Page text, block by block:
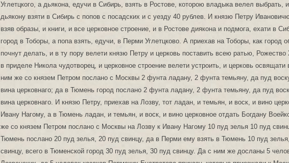
Углетцкого, а дьякона, едучи в Сибирь, взять в Ростове, которою владыка велел выбрать,
дьякону взяти в Сибирь с попов с посадских и с уезду 40 рублев. И князю Петру
взяв образы, и книги, и все церковное строение, и в Ростове диякона и подмога, ехати в
город в Тоборы, а попа взять, едучи, в Перми Углетцково. А приехав на Тоборы, как город
почнут делать, и в ту пору велети князю Петру и церковь поставить всею ратью, Рожество
в приделе Никола чудотворец, и церковное строение велети устроить, и церковь освящати
ним же со князем Петром послано с Москвы 2 фунта ладану, 2 фунта темьяну, да пуд
вина церковнаго; да в Тюмень город послано 2 фунта ладану, 2 фунта темьяну, да пуд
вина церковнаго. И князю Петру, приехав на Лозву, тот ладан, и темьян, и воск, и вино
Ивану Нагому, а в Тюмень ладан, и темьян, и воск, и вино церковное отдать Богдану
же со князем Петром послано с Москвы на Лозву к Ивану Нагому 10 пуд зелья 10 пуд
Тюмень послано 20 пуд зелья, 20 пуд свинцу, да в Перми ему взять в Тюмень 10 пуд
свинцу, всего в Тюменской город 30 пуд зелья, 30 пуд свинцу. Да с ним же досланы 5